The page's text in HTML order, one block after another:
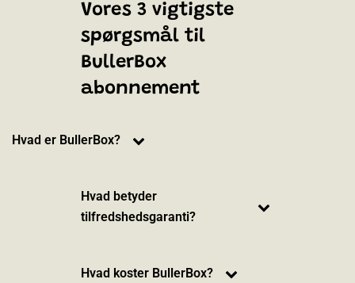
Vores 3 vigtigste
spørgsmål til
BullerBox
abonnement
Hvad er BullerBox?
Hvad betyder
tilfredshedsgaranti?
Hvad koster BullerBox?